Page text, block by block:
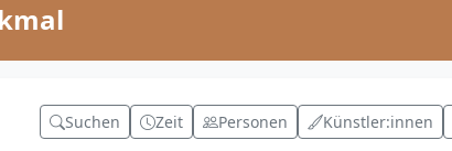
Suchen Zeit Personen Künstler:innen